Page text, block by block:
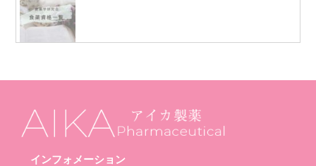
インフォメーション